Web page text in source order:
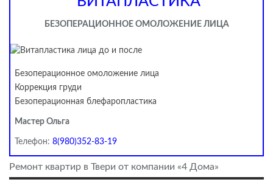
БЕЗОПЕРАЦИОННОЕ ОМОЛОЖЕНИЕ ЛИЦА
Безоперационное омоложение лица
Коррекция груди
Безоперационная блефаропластика
Мастер Ольга
Телефон: 8(980)352-83-19
Ремонт квартир в Твери от компании «4 Дома»